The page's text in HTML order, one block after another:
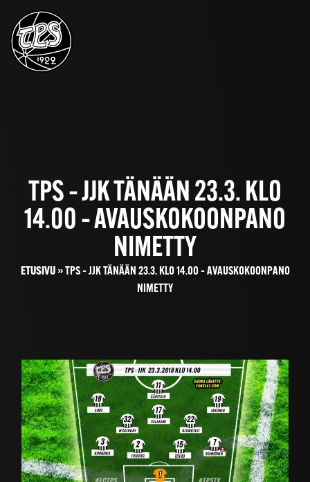
TPS – JJK TÄNÄÄN 23.3. KLO
14.00 – AVAUSKOKOONPANO
NIMETTY
ETUSIVU»TPS – JJK TÄNÄÄN 23.3. KLO 14.00 – AVAUSKOKOONPANO
NIMETTY